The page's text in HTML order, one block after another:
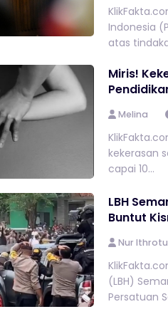
Indonesia
atas
Miris!
Melina
kekerasan
capai 10...
LBH
Buntut
Nur
(LBH)
Persatuan